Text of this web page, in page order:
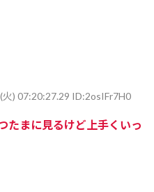
) 07:20:27.29 ID:2osIFr7H0
たまに見るけど上手くいっ